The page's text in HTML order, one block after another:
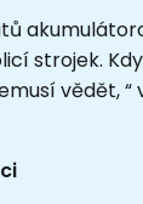
strojek.
vědět,